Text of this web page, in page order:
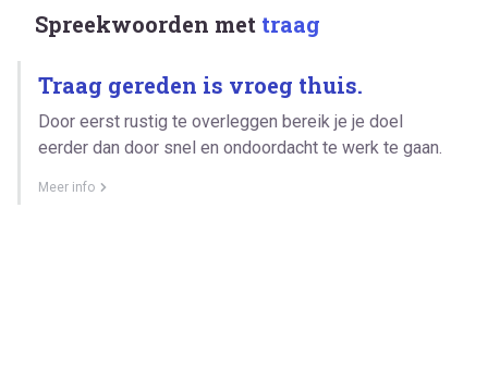
Spreekwoorden met traag
Traag gereden is vroeg thuis.
Door eerst rustig te overleggen bereik je je doel
eerder dan door snel en ondoordacht te werk te gaan.
Meer info